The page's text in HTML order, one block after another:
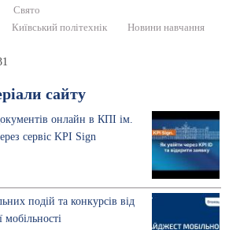
Свято
Київський політехнік
Новини навчання
сайту
онлайн в КПІ ім.
сервіс KPI Sign
подій та конкурсів від
мобільності